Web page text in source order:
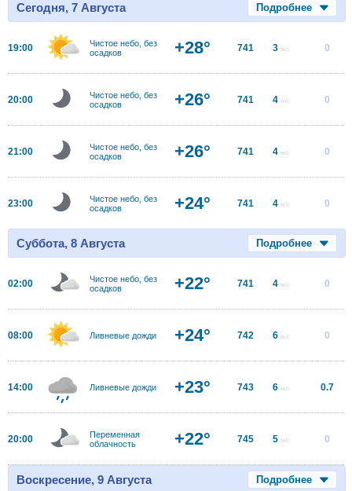
Сегодня, 7 Августа Подробнее
19:00
Чистое небо, без
осадков
+28° 741 3 м/с 0
20:00
Чистое небо, без
осадков
+26° 741 4 м/с 0
21:00
Чистое небо, без
осадков
+26° 741 4 м/с 0
23:00
Чистое небо, без
осадков
+24° 741 4 м/с 0
Суббота, 8 Августа Подробнее
02:00
Чистое небо, без
осадков
+22° 741 4 м/с 0
08:00 Ливневые дожди +24° 742 6 м/с 0
14:00 Ливневые дожди +23° 743 6 м/с 0.7
20:00
Переменная
облачность
+22° 745 5 м/с 0
Воскресение, 9 Августа Подробнее